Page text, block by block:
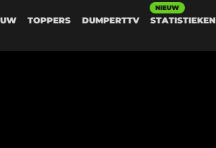
TOPPERS DUMPERTTV STATISTIEKEN
NIEUW